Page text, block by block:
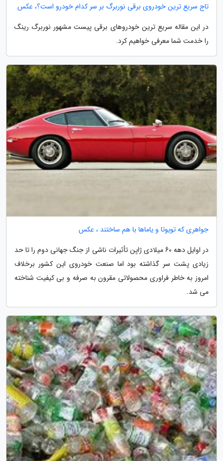
تاج سریع ترین خودروی برقی نوربرگ بر سر کدام خودرو است؟، عکس
در این مقاله سریع ترین خودروهای برقی پیست مشهور نوربرگ رینگ
را خدمت شما معرفی خواهیم کرد.
جواهری که تویوتا و یاماها با هم ساختند ، عکس
در اوایل دهه 60 میلادی ژاپن تأثیرات ناشی از جنگ جهانی دوم را تا حد
زیادی پشت سر گذاشته بود اما صنعت خودروی این کشور برخلاف
امروز به خاطر فراوری محصولاتی مقرون به صرفه و بی کیفیت شناخته
می شد.